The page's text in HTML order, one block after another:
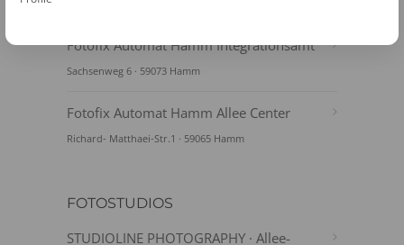
Fotofix Automat Hamm Integrationsamt
Sachsenweg 6 · 59073 Hamm
Fotofix Automat Hamm Allee Center
Richard- Matthaei-Str.1 · 59065 Hamm
FOTOSTUDIOS
STUDIOLINE PHOTOGRAPHY · Allee-